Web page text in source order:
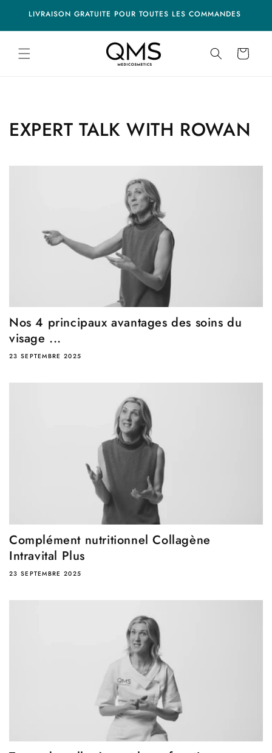
passer
contenu
missing:
missing:
LIVRAISON GRATUITE POUR TOUTES LES COMMANDES
Panier
EXPERT TALK WITH ROWAN
Nos 4 principaux avantages des soins du
visage ...
23 SEPTEMBRE 2025
Complément nutritionnel Collagène
Intravital Plus
23 SEPTEMBRE 2025